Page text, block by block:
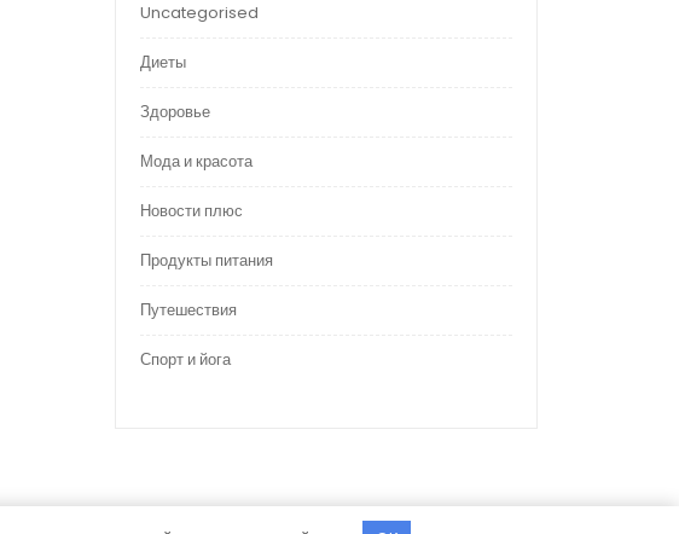
Uncategorised
Диеты
Здоровье
Мода и красота
Новости плюс
Продукты питания
Путешествия
Спорт и йога